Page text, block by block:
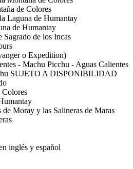
de Colores
Laguna de Humantay
de Humantay
de los Incas
o Expedition)
- Machu Picchu - Aguas Calientes
SUJETO A DISPONIBILIDAD
Colores
Moray y las Salineras de Maras
inglés y español